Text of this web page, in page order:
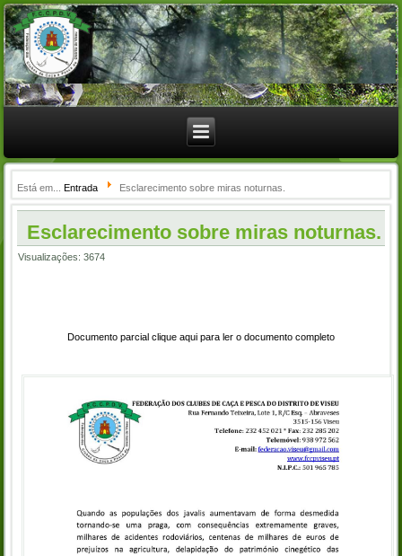
Está em...Entrada Esclarecimento sobre miras noturnas.
Esclarecimento sobre miras noturnas.
Visualizações: 3674
Documento parcial clique aqui para ler o documento completo